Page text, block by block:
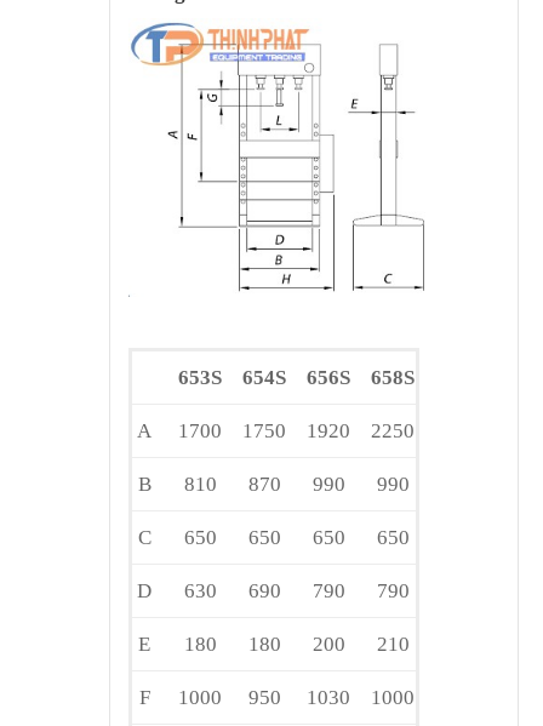
653S 654S 656S 658S
A 1700 1750 1920 2250
B 810 870 990 990
C 650 650 650 650
D 630 690 790 790
E 180 180 200 210
F 1000 950 1030 1000